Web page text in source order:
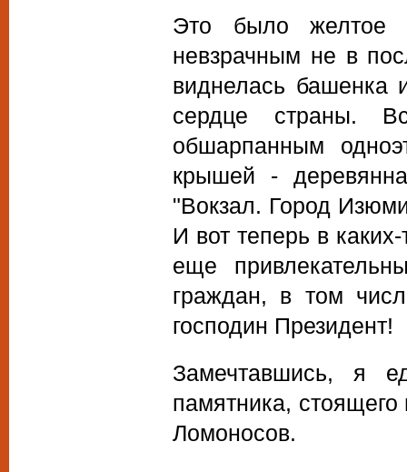
Это было желтое
невзрачным не в
виднелась
сердце страны.
обшарпанным
крышей -
"Вокзал. Город
И вот теперь в
еще
граждан, в том
господин Президент!
Замечтавшись, я
памятника,
Ломоносов.